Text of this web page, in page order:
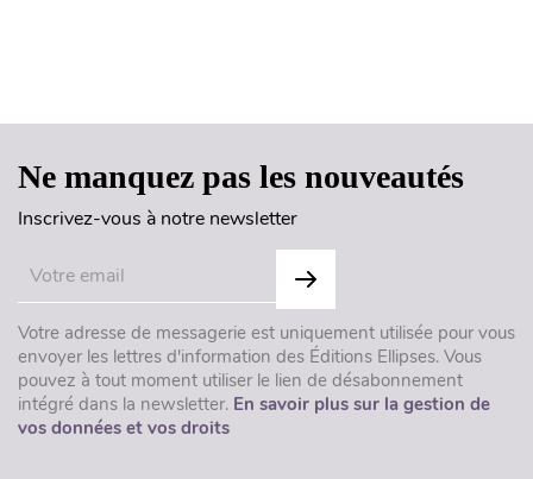
Ne manquez pas les nouveautés
Inscrivez-vous à notre newsletter
Votre adresse de messagerie est uniquement utilisée pour vous
envoyer les lettres d'information des Éditions Ellipses. Vous
pouvez à tout moment utiliser le lien de désabonnement
intégré dans la newsletter. En savoir plus sur la gestion de
vos données et vos droits